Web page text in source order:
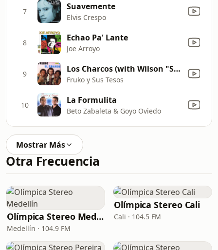
7 Suavemente
Elvis Crespo
8 Echao Pa' Lante
Joe Arroyo
9 Los Charcos (with Wilson "Saoko" Manyoma)
Fruko y Sus Tesos
10 La Formulita
Beto Zabaleta & Goyo Oviedo
Mostrar Más
Otra Frecuencia
Olímpica Stereo Medellín
Medellín · 104.9 FM
Olímpica Stereo Cali
Cali · 104.5 FM